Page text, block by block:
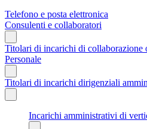
Telefono e posta elettronica
Consulenti e collaboratori
Titolari di incarichi di collaborazione
Personale
Titolari di incarichi dirigenziali
Incarichi amministrativi di